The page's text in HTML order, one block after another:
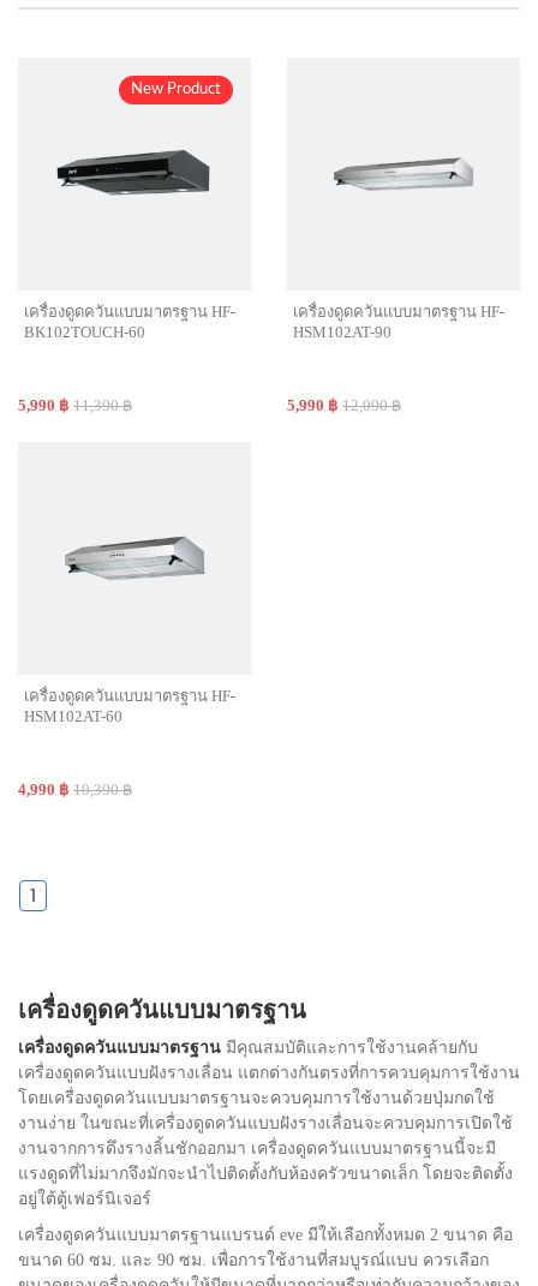
New Product
เครื่องดูดควันแบบมาตรฐาน HF-
BK102TOUCH-60
5,990 ฿ 11,390 ฿
เครื่องดูดควันแบบมาตรฐาน HF-
HSM102AT-90
5,990 ฿ 12,090 ฿
เครื่องดูดควันแบบมาตรฐาน HF-
HSM102AT-60
4,990 ฿ 10,390 ฿
1
เครื่องดูดควันแบบมาตรฐาน
เครื่องดูดควันแบบมาตรฐาน มีคุณสมบัติและการใช้งานคล้ายกับ
เครื่องดูดควันแบบฝังรางเลื่อน แตกต่างกันตรงที่การควบคุมการใช้งาน
โดยเครื่องดูดควันแบบมาตรฐานจะควบคุมการใช้งานด้วยปุ่มกดใช้
งานง่าย ในขณะที่เครื่องดูดควันแบบฝังรางเลื่อนจะควบคุมการเปิดใช้
งานจากการดึงรางลิ้นชักออกมา เครื่องดูดควันแบบมาตรฐานนี้จะมี
แรงดูดที่ไม่มากจึงมักจะนำไปติดตั้งกับห้องครัวขนาดเล็ก โดยจะติดตั้ง
อยู่ใต้ตู้เฟอร์นิเจอร์
เครื่องดูดควันแบบมาตรฐานแบรนด์ eve มีให้เลือกทั้งหมด 2 ขนาด คือ
ขนาด 60 ซม. และ 90 ซม. เพื่อการใช้งานที่สมบูรณ์แบบ ควรเลือก